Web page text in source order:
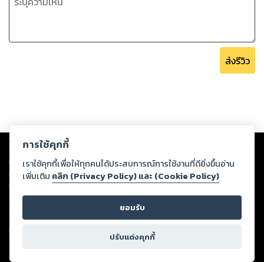
ส่งรีวิว
Copyright © 2026
ต่อผลงานหรือเนื้อหาใดที่อัปโหลดผ่านเว็บไซต์และปรากฏว่าละเมิดสิทธิใน
ทรัพย์สินทางปัญญาของบุคคลอื่นหรือขัดต่อกฎหมายและศีลธรรม ดังนั้น ผู้อ่าน
ทุกท่านโปรดใช้วิจารณญาณในการกลั่นกรองด้วยตนเอง และหากท่านพบว่าส่วน
หนึ่งส่วนใดขัดต่อกฎหมายและศีลธรรม กรุณาแจ้งมายังบริษัท เพื่อทีมงานจะได้
ดำเนินการในทันที ทั้งนี้ ทางสตอรี่ล็อกขอสงวนลิขสิทธิ์ตามพระราชบัญญัติ
ลิขสิทธิ์ พ.ศ. 2537 (ฉบับล่าสุด)
For support: member@ookbee.com
Version
การใช้คุกกี้
เราใช้คุกกี้เพื่อให้ทุกคนได้ประสบการณ์การใช้งานที่ดียิ่งขึ้นอ่าน
เพิ่มเติม คลิก (Privacy Policy) และ (Cookie Policy)
ยอมรับ
ปรับแต่งคุกกี้